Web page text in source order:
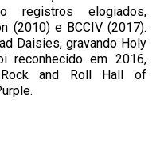
registros elogiados,
(2010) e BCCIV (2017).
Daisies, gravando Holy
reconhecido em 2016,
and Roll Hall of